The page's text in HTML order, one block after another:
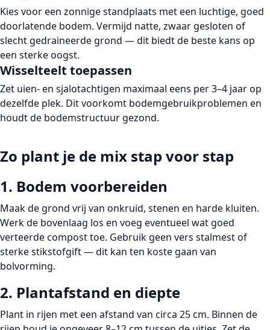
Kies voor een zonnige standplaats met een luchtige, goed
doorlatende bodem. Vermijd natte, zwaar gesloten of
slecht gedraineerde grond — dit biedt de beste kans op
een sterke oogst.
Wisselteelt toepassen
Zet uien- en sjalotachtigen maximaal eens per3–4 jaarop
dezelfde plek. Dit voorkomt bodemgebruikproblemen en
houdt de bodemstructuur gezond.
Zo plant je de mix stap voor stap
1. Bodem voorbereiden
Maak de grond vrij van onkruid, stenen en harde kluiten.
Werk de bovenlaag los en voeg eventueel wat goed
verteerde compost toe. Gebruik geen vers stalmest of
sterke stikstofgift — dit kan ten koste gaan van
bolvorming.
2. Plantafstand en diepte
Plant in rijen met een afstand van circa 25 cm. Binnen de